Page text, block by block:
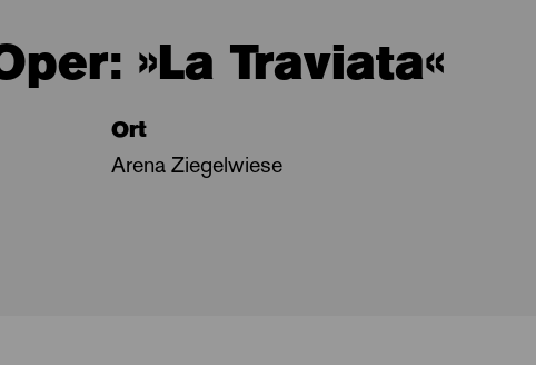
»La Traviata«
Ort
Arena Ziegelwiese